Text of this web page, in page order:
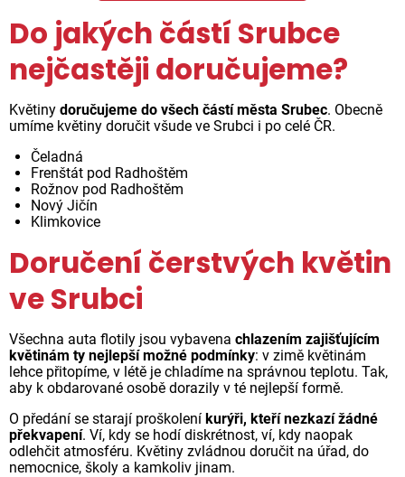
Do jakých částí Srubce
nejčastěji doručujeme?
Květiny doručujeme do všech částí města Srubec. Obecně
umíme květiny doručit všude ve Srubci i po celé ČR.
Čeladná
Frenštát pod Radhoštěm
Rožnov pod Radhoštěm
Nový Jičín
Klimkovice
Doručení čerstvých květin
ve Srubci
Všechna auta flotily jsou vybavena chlazením zajišťujícím
květinám ty nejlepší možné podmínky: v zimě květinám
lehce přitopíme, v létě je chladíme na správnou teplotu. Tak,
aby k obdarované osobě dorazily v té nejlepší formě.
O předání se starají proškolení kurýři, kteří nezkazí žádné
překvapení. Ví, kdy se hodí diskrétnost, ví, kdy naopak
odlehčit atmosféru. Květiny zvládnou doručit na úřad, do
nemocnice, školy a kamkoliv jinam.